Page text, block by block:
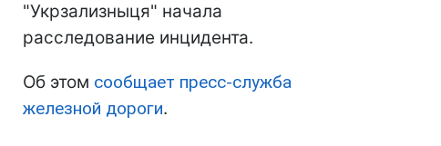
"Укрзализныця" начала
расследование инцидента.
Об этом сообщает пресс-служба
железной дороги.